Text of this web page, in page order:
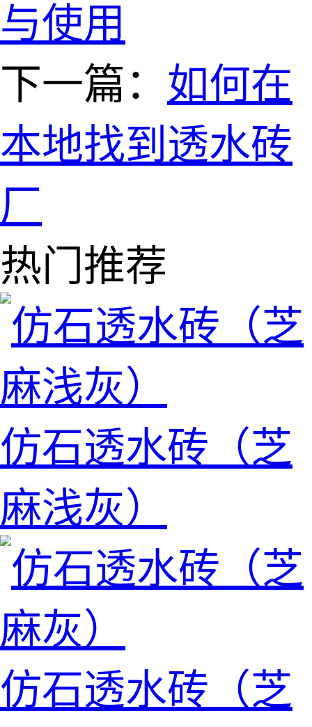
与使用
下一篇： 如何在
本地找到透水砖
厂
热门推荐
仿石透水砖（芝
麻浅灰）
仿石透水砖（芝